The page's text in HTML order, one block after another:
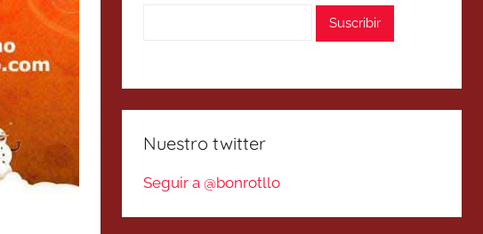
Nuestro twitter
Seguir a @bonrotllo